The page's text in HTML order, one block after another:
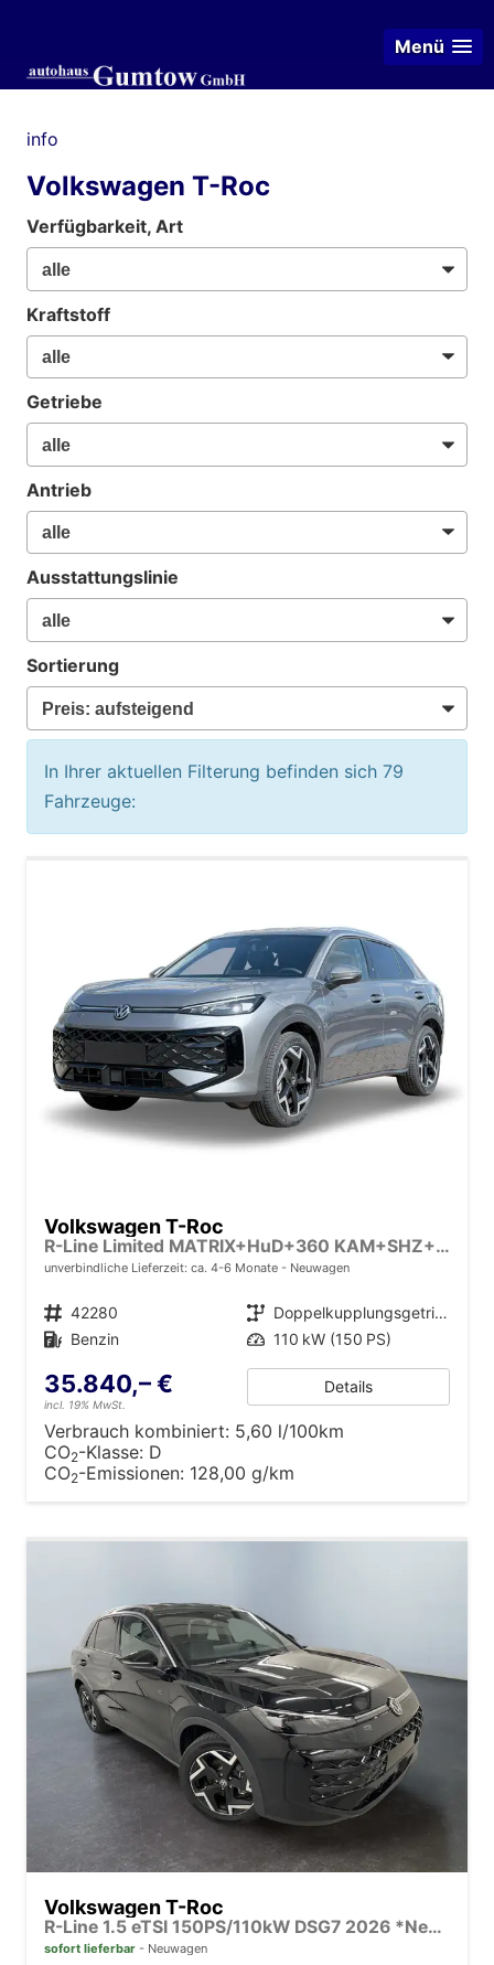
Menü
info
Volkswagen T-Roc
Verfügbarkeit, Art
Kraftstoff
Getriebe
Antrieb
Ausstattungslinie
Sortierung
In Ihrer aktuellen Filterung befinden sich 79
Fahrzeuge:
Volkswagen T-Roc
R-Line Limited MATRIX+HuD+360 KAM+SHZ+ACC+eHK+18" ALU
unverbindliche Lieferzeit: ca. 4-6 Monate Neuwagen
Fahrzeugnr. 42280 Getriebe
Doppelkupplungsgetriebe (DSG)
Kraftstoff Benzin Leistung 110 kW (150 PS)
35.840,– €
incl. 19% MwSt.
Details
Verbrauch kombiniert: 5,60 l/100km
CO2-Klasse: D
CO2-Emissionen: 128,00 g/km
Volkswagen T-Roc
R-Line 1.5 eTSI 150PS/110kW DSG7 2026 *Neues Modell* | +AHK+PARK ASSIST PLUS+18"ALU
sofort lieferbar Neuwagen